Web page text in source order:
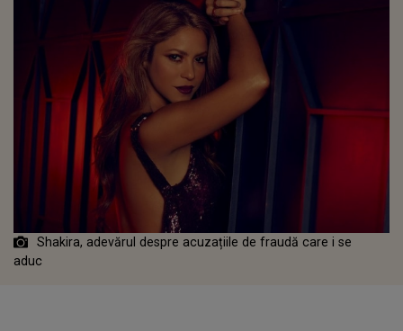
Shakira, adevărul despre acuzațiile de fraudă care i se
aduc